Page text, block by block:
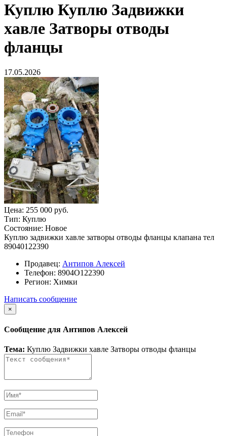
Куплю Куплю Задвижки
хавле Затворы отводы
фланцы
17.05.2026
Цена: 255 000 руб.
Тип: Куплю
Состояние: Новое
Куплю задвижки хавле затворы отводы фланцы клапана тел
89040122390
Продавец: Антипов Алексей
Телефон: 8904О122390
Регион: Химки
Написать сообщение
×
Сообщение для Антипов Алексей
Тема: Куплю Задвижки хавле Затворы отводы фланцы